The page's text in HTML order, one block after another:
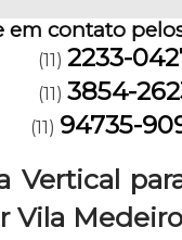
em contato
(11) 2233-
(11) 3854-
(11) 94735-
Vertical
Vila